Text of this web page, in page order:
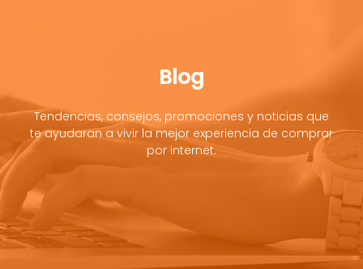
Blog
Tendencias, consejos, promociones y noticias que
te ayudaran a vivir la mejor experiencia de comprar
por internet.